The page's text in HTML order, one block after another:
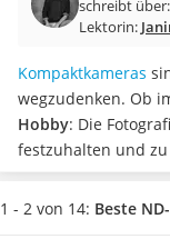
Laser-
Powerstation mit
Gaming-PC
Soundbar
17-Zoll-Laptop
Satellitenschüssel
Gaming-Headset
schreibt über:
Lektorin:
Kompaktkameras
wegzudenken. Ob
Hobby: Die
festzuhalten und
nötige technische
zufriedenstellend.
1 - 2 von 14: Beste